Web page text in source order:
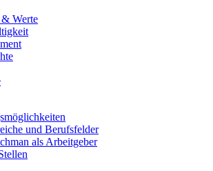
Werte
und Berufsfelder
als Arbeitgeber